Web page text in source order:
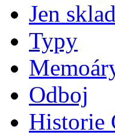
Jen
Typy
Odboj
Historie